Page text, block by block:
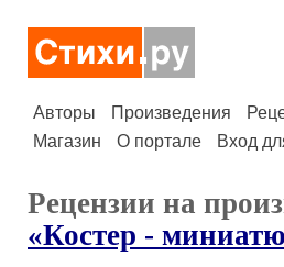
Авторы Произведения
Магазин
О портале Вход
Рецензии на
«Костер -